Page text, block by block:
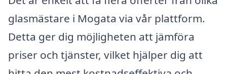
glasmästare i Mogata via vår plattform.
Detta ger dig möjligheten att jämföra
priser och tjänster, vilket hjälper dig att